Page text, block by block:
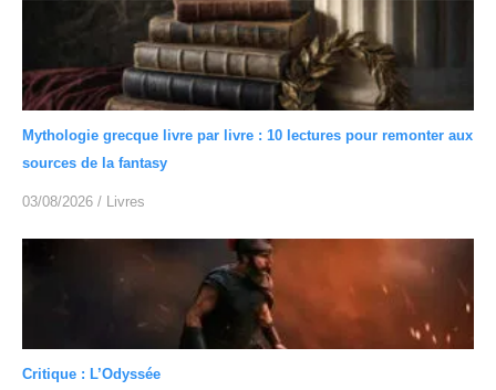
Mythologie grecque livre par livre : 10 lectures pour remonter aux
sources de la fantasy
03/08/2026 / Livres
Critique : L’Odyssée